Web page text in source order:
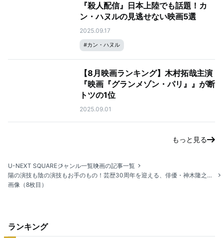
『殺人配信』日本上陸でも話題！カ
ン・ハヌルの見逃せない映画5選
2025.09.17
#カン・ハヌル
【8月映画ランキング】木村拓哉主演
『映画『グランメゾン・パリ』』が断
トツの1位
2025.09.01
もっと見る
U-NEXT SQUAREジャンル一覧映画の記事一覧
陽の演技も陰の演技もお手のもの！芸歴30周年を迎える、俳優・神木隆之介の魅力が詰まった映画＆ドラマ厳選10作
画像（8枚目）
ランキング